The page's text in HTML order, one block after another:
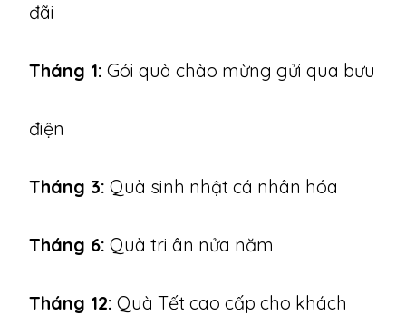
đãi
Tháng 1: Gói quà chào mừng gửi qua bưu
điện
Tháng 3: Quà sinh nhật cá nhân hóa
Tháng 6: Quà tri ân nửa năm
Tháng 12: Quà Tết cao cấp cho khách